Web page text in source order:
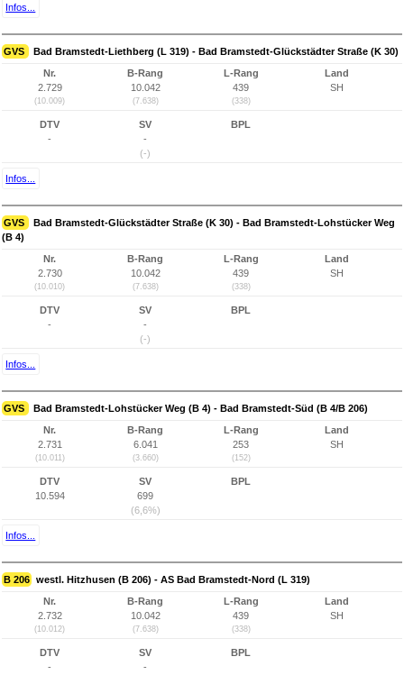
Infos...
GVS Bad Bramstedt-Liethberg (L 319) - Bad Bramstedt-Glückstädter Straße (K 30)
Nr.
2.729
(10.009)
B-Rang
10.042
(7.638)
L-Rang
439
(338)
Land
SH
DTV
-
SV
-
(-)
BPL
Infos...
GVS
Bad Bramstedt-Glückstädter Straße (K 30) - Bad Bramstedt-Lohstücker Weg
(B 4)
Nr.
2.730
(10.010)
B-Rang
10.042
(7.638)
L-Rang
439
(338)
Land
SH
DTV
-
SV
-
(-)
BPL
Infos...
GVS Bad Bramstedt-Lohstücker Weg (B 4) - Bad Bramstedt-Süd (B 4/B 206)
Nr.
2.731
(10.011)
B-Rang
6.041
(3.660)
L-Rang
253
(152)
Land
SH
DTV
10.594
SV
699
(6,6%)
BPL
Infos...
B 206 westl. Hitzhusen (B 206) - AS Bad Bramstedt-Nord (L 319)
Nr.
2.732
(10.012)
B-Rang
10.042
(7.638)
L-Rang
439
(338)
Land
SH
DTV
-
SV
-
BPL